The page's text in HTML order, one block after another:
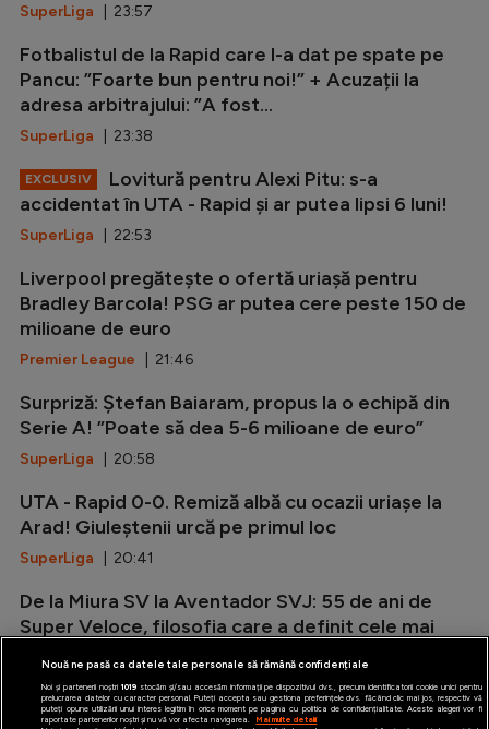
SuperLiga | 23:57
Fotbalistul de la Rapid care l-a dat pe spate pe
Pancu: ”Foarte bun pentru noi!” + Acuzații la
adresa arbitrajului: ”A fost...
SuperLiga | 23:38
EXCLUSIV
Lovitură pentru Alexi Pitu: s-a
accidentat în UTA - Rapid și ar putea lipsi 6 luni!
SuperLiga | 22:53
Liverpool pregătește o ofertă uriașă pentru
Bradley Barcola! PSG ar putea cere peste 150 de
milioane de euro
Premier League | 21:46
Surpriză: Ștefan Baiaram, propus la o echipă din
Serie A! ”Poate să dea 5-6 milioane de euro”
SuperLiga | 20:58
UTA - Rapid 0-0. Remiză albă cu ocazii uriașe la
Arad! Giuleștenii urcă pe primul loc
SuperLiga | 20:41
De la Miura SV la Aventador SVJ: 55 de ani de
Super Veloce, filosofia care a definit cele mai
Auto| 20:12
Nouă ne pasă ca datele tale personale să rămână confidențiale
Noi și partenerii noștri 1019stocăm și/sau accesăm informații pe dispozitivul dvs., precum identificatorii cookie unici pentru
prelucrarea datelor cu caracter personal. Puteți accepta sau gestiona preferințele dvs. făcând clic mai jos, respectiv vă
puteți opune utilizării unui interes legitim în orice moment pe pagina cu politica de confidențialitate. Aceste alegeri vor fi
raportate partenerilor noștri și nu vă vor afecta navigarea.
Mai multe detalii